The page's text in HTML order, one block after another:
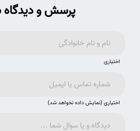
پرسش و دیدگاه
اختیاری
اختیاری (نمایش داده نخواهد شد)